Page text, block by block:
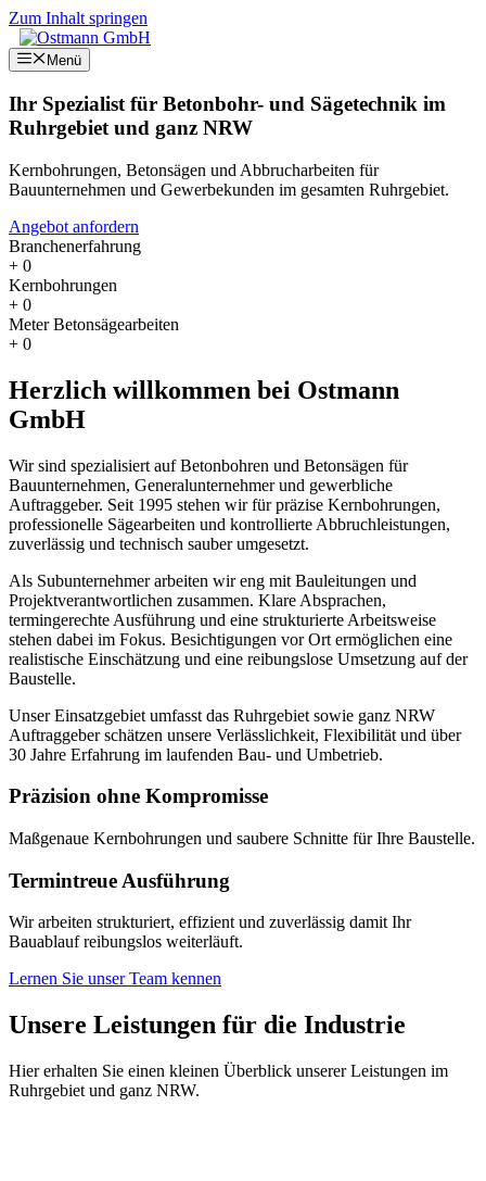
Zum Inhalt springen
Menü
Ihr Spezialist für Betonbohr- und Sägetechnik im
Ruhrgebiet und ganz NRW
Kernbohrungen, Betonsägen und Abbrucharbeiten für
Bauunternehmen und Gewerbekunden im gesamten Ruhrgebiet.
Angebot anfordern
Branchenerfahrung
+ 0
Kernbohrungen
+ 0
Meter Betonsägearbeiten
+ 0
Herzlich willkommen bei Ostmann
GmbH
Wir sind spezialisiert auf Betonbohren und Betonsägen für
Bauunternehmen, Generalunternehmer und gewerbliche
Auftraggeber. Seit 1995 stehen wir für präzise Kernbohrungen,
professionelle Sägearbeiten und kontrollierte Abbruchleistungen,
zuverlässig und technisch sauber umgesetzt.
Als Subunternehmer arbeiten wir eng mit Bauleitungen und
Projektverantwortlichen zusammen. Klare Absprachen,
termingerechte Ausführung und eine strukturierte Arbeitsweise
stehen dabei im Fokus. Besichtigungen vor Ort ermöglichen eine
realistische Einschätzung und eine reibungslose Umsetzung auf der
Baustelle.
Unser Einsatzgebiet umfasst das Ruhrgebiet sowie ganz NRW
Auftraggeber schätzen unsere Verlässlichkeit, Flexibilität und über
30 Jahre Erfahrung im laufenden Bau- und Umbetrieb.
Präzision ohne Kompromisse
Maßgenaue Kernbohrungen und saubere Schnitte für Ihre Baustelle.
Termintreue Ausführung
Wir arbeiten strukturiert, effizient und zuverlässig damit Ihr
Bauablauf reibungslos weiterläuft.
Lernen Sie unser Team kennen
Unsere Leistungen für die Industrie
Hier erhalten Sie einen kleinen Überblick unserer Leistungen im
Ruhrgebiet und ganz NRW.